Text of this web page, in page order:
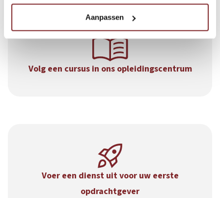
Aanpassen
Volg een cursus in ons opleidingscentrum
Voer een dienst uit voor uw eerste
opdrachtgever